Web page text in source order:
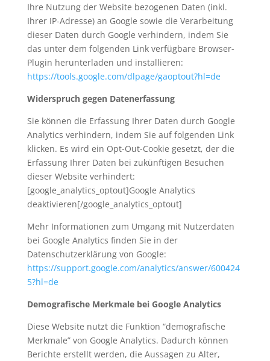
Ihre Nutzung der Website bezogenen Daten (inkl.
Ihrer IP-Adresse) an Google sowie die Verarbeitung
dieser Daten durch Google verhindern, indem Sie
das unter dem folgenden Link verfügbare Browser-
Plugin herunterladen und installieren:
https://tools.google.com/dlpage/gaoptout?hl=de
Widerspruch gegen Datenerfassung
Sie können die Erfassung Ihrer Daten durch Google
Analytics verhindern, indem Sie auf folgenden Link
klicken. Es wird ein Opt-Out-Cookie gesetzt, der die
Erfassung Ihrer Daten bei zukünftigen Besuchen
dieser Website verhindert:
[google_analytics_optout]Google Analytics
deaktivieren[/google_analytics_optout]
Mehr Informationen zum Umgang mit Nutzerdaten
bei Google Analytics finden Sie in der
Datenschutzerklärung von Google:
https://support.google.com/analytics/answer/600424
5?hl=de
Demografische Merkmale bei Google Analytics
Diese Website nutzt die Funktion “demografische
Merkmale” von Google Analytics. Dadurch können
Berichte erstellt werden, die Aussagen zu Alter,